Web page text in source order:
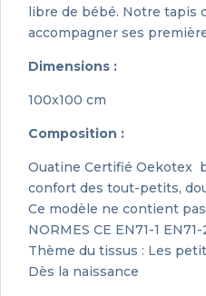
libre de bébé. Notre tapis
accompagner ses
Dimensions :
100x100 cm
Composition :
Ouatine Certifié Oekotex
confort des tout-petits,
Ce modèle ne contient
NORMES CE EN71-1
Thème du tissus : Les
Dès la naissance